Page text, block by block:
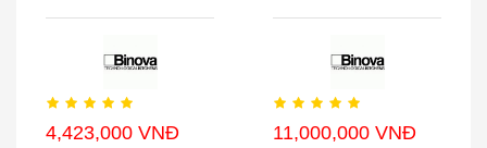
4,423,000 VNĐ 11,000,000 VNĐ